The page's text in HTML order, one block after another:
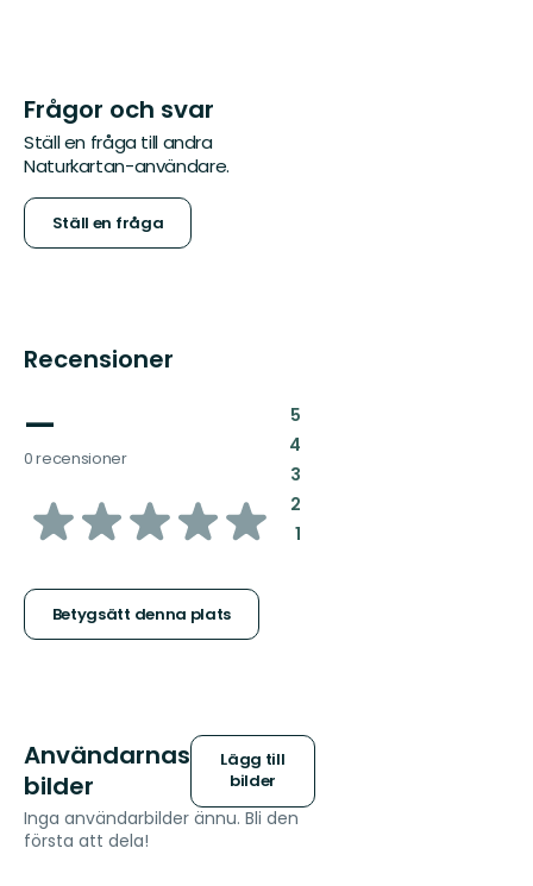
Frågor och svar
Ställ en fråga till andra
Naturkartan-användare.
Ställ en fråga
Recensioner
—
0 recensioner
av
stjärnor
Betygsätt denna plats
5:
4:
3:
2:
1:
Användarnas
bilder
Lägg till
bilder
Inga användarbilder ännu. Bli den
första att dela!